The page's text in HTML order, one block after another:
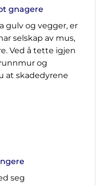
gnagere
gulv og vegger, er
selskap av mus,
Ved å tette igjen
og
at skadedyrene
seg